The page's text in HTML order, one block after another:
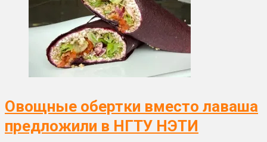
Овощные обертки вместо лаваша
предложили в НГТУ НЭТИ